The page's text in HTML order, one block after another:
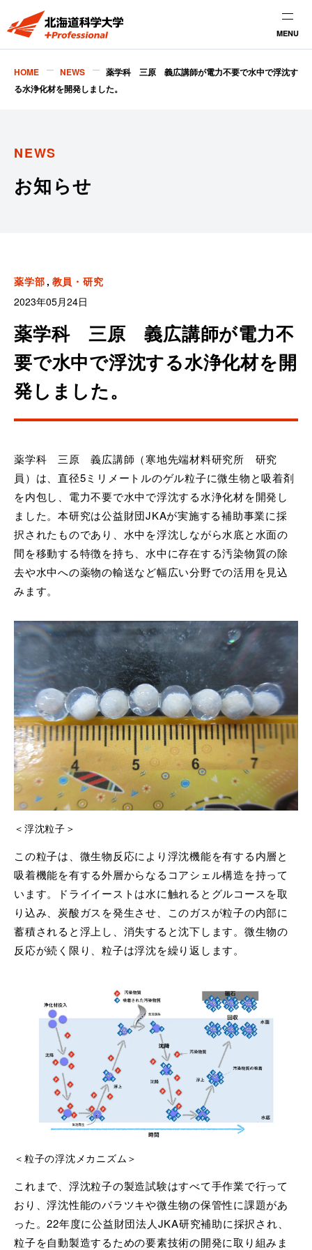
MENU
HOME NEWS
薬学科 三原 義広講師が電力不要で水中で浮沈す
る水浄化材を開発しました。
NEWS
お知らせ
薬学部 教員・研究
2023年05月24日
薬学科 三原 義広講師が電力不
要で水中で浮沈する水浄化材を開
発しました。
薬学科 三原 義広講師（寒地先端材料研究所 研究
員） は、直径5ミリメートルのゲル粒子に微生物と吸着剤
を内包し、電力不要で水中で浮沈する水浄化材を開発し
ました。本研究は公益財団JKAが実施する補助事業に採
択されたものであり、 水中を浮沈しながら水底と水面の
間を移動する特徴を持ち、水中に存在する汚染物質の除
去や水中への薬物の輸送など幅広い分野での活用を見込
みます。
＜浮沈粒子＞
この粒子は、微生物反応により浮沈機能を有する内層と
吸着機能を有する外層からなるコアシェル構造を持って
います。ドライイーストは水に触れるとグルコースを取
り込み、炭酸ガスを発生させ、このガスが粒子の内部に
蓄積されると浮上し、消失すると沈下します。微生物の
反応が続く限り、粒子は浮沈を繰り返します。
＜粒子の浮沈メカニズム＞
これまで、浮沈粒子の製造試験はすべて手作業で行って
おり、浮沈性能のバラツキや微生物の保管性に課題があ
った。22年度に公益財団法人JKA研究補助に採択され、
粒子を自動製造するための要素技術の開発に取り組みま